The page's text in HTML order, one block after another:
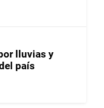
lluvias y
país